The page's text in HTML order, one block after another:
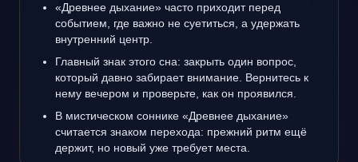
«Древнее дыхание» часто приходит перед
событием, где важно не суетиться, а удержать
внутренний центр.
Главный знак этого сна: закрыть один вопрос,
который давно забирает внимание. Вернитесь к
нему вечером и проверьте, как он проявился.
В мистическом соннике «Древнее дыхание»
считается знаком перехода: прежний ритм ещё
держит, но новый уже требует места.